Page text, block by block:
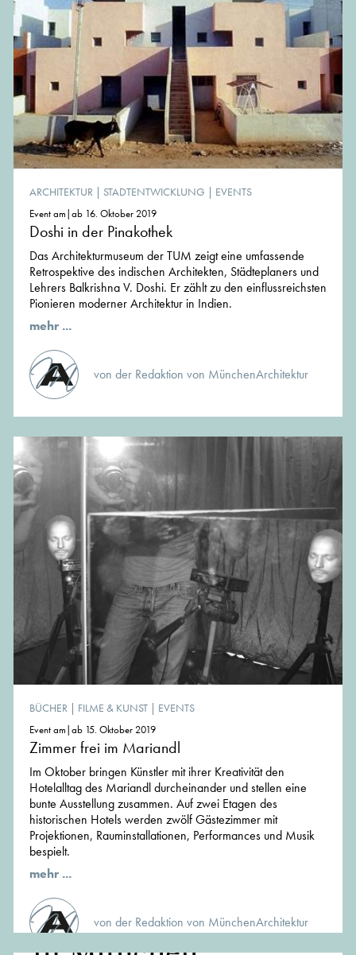
ARCHITEKTUR | STADTENTWICKLUNG | EVENTS
Event am|ab 16. Oktober 2019
Doshi in der Pinakothek
Das Architekturmuseum der TUM zeigt eine umfassende
Retrospektive des indischen Architekten, Städteplaners und
Lehrers Balkrishna V. Doshi. Er zählt zu den einflussreichsten
Pionieren moderner Architektur in Indien.
mehr ...
von der Redaktion von MünchenArchitektur
BÜCHER | FILME & KUNST | EVENTS
Event am|ab 15. Oktober 2019
Zimmer frei im Mariandl
Im Oktober bringen Künstler mit ihrer Kreativität den
Hotelalltag des Mariandl durcheinander und stellen eine
bunte Ausstellung zusammen. Auf zwei Etagen des
historischen Hotels werden zwölf Gästezimmer mit
Projektionen, Rauminstallationen, Performances und Musik
bespielt.
mehr ...
von der Redaktion von MünchenArchitektur